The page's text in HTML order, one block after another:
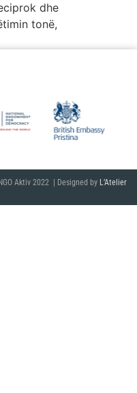
dhe
tonë,
Aktiv 2022 | Designed by L’Atelier